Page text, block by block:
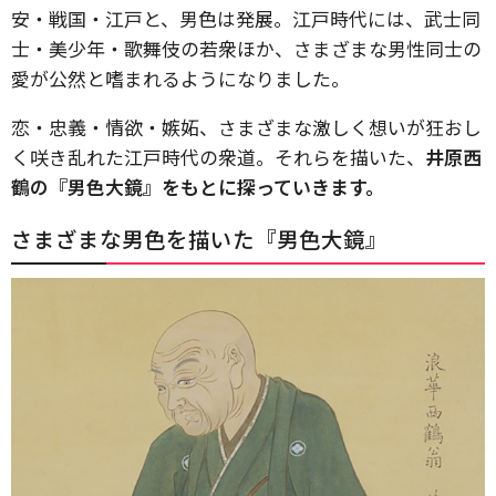
安・戦国・江戸と、男色は発展。江戸時代には、武士同
士・美少年・歌舞伎の若衆ほか、さまざまな男性同士の
愛が公然と嗜まれるようになりました。
恋・忠義・情欲・嫉妬、さまざまな激しく想いが狂おし
く咲き乱れた江戸時代の衆道。それらを描いた、 井原西
鶴の『男色大鏡』をもとに探っていきます。
さまざまな男色を描いた『男色大鏡』